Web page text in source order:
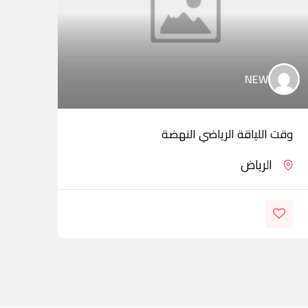
NEW
وقت اللياقة الرياضي النهضة
الرياض